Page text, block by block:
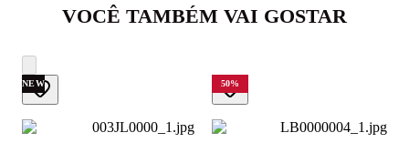
VOCÊ TAMBÉM VAI GOSTAR
NEW 50%